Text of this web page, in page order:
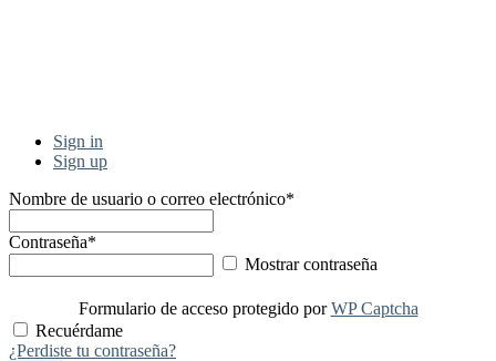
Sign in
Sign up
Nombre de usuario o correo electrónico*
Contraseña*
Mostrar contraseña
Formulario de acceso protegido porWP Captcha
Recuérdame
¿Perdiste tu contraseña?